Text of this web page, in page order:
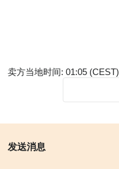
卖方当地时间: 01:05 (CEST)
发送消息